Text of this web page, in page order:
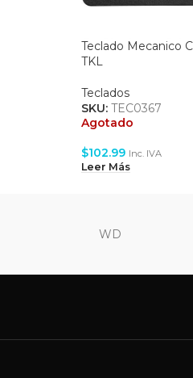
Teclado Mecanico
TKL
Teclados
SKU: TEC0367
Agotado
$102.99 Inc. IVA
Leer Más
WD